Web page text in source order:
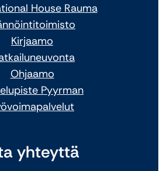
House Rauma
Kirjaamo
Ohjaamo
Pyyrman
yhteyttä